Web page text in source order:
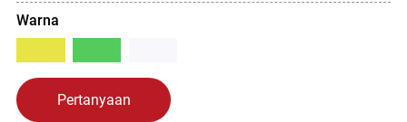
Warna
Pertanyaan